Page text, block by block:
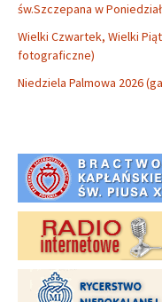
św.Szczepana w
Wielki Czwartek, Wielki
fotograficzne)
Niedziela Palmowa 2026